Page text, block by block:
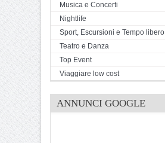
Musica e Concerti
Nightlife
Sport, Escursioni e Tempo libero
Teatro e Danza
Top Event
Viaggiare low cost
ANNUNCI GOOGLE